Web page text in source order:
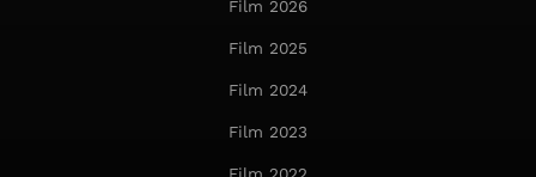
Film 2026
Film 2025
Film 2024
Film 2023